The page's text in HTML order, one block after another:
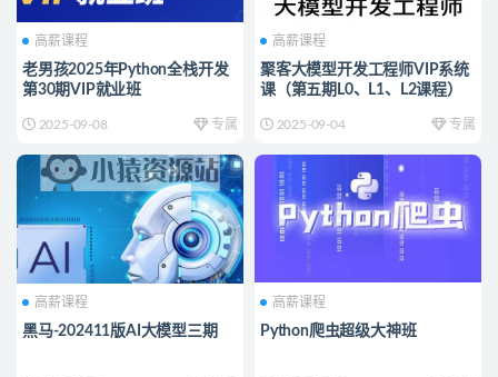
高薪课程
老男孩2025年Python全栈开发
第30期VIP就业班
2025-09-08 专属
高薪课程
聚客大模型开发工程师VIP系统
课（第五期L0、L1、L2课程）
2025-09-04 专属
高薪课程
黑马-202411版AI大模型三期
高薪课程
Python爬虫超级大神班